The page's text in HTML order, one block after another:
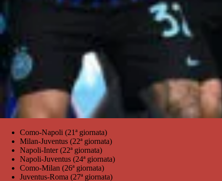
Como-Napoli (21ª giornata)
Milan-Juventus (22ª giornata)
Napoli-Inter (22ª giornata)
Napoli-Juventus (24ª giornata)
Como-Milan (26ª giornata)
Juventus-Roma (27ª giornata)